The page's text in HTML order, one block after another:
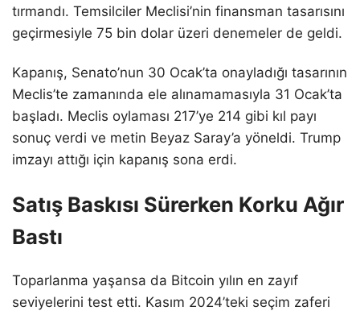
tırmandı. Temsilciler Meclisi’nin finansman tasarısını
geçirmesiyle 75 bin dolar üzeri denemeler de geldi.
Kapanış, Senato’nun 30 Ocak’ta onayladığı tasarının
Meclis’te zamanında ele alınamamasıyla 31 Ocak’ta
başladı. Meclis oylaması 217’ye 214 gibi kıl payı
sonuç verdi ve metin Beyaz Saray’a yöneldi. Trump
imzayı attığı için kapanış sona erdi.
Satış Baskısı Sürerken Korku Ağır
Bastı
Toparlanma yaşansa da Bitcoin yılın en zayıf
seviyelerini test etti. Kasım 2024’teki seçim zaferi